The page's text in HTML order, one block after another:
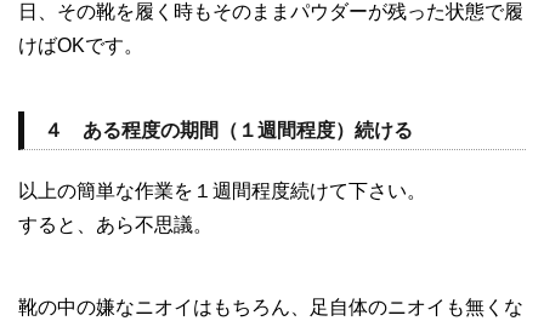
日、その靴を履く時もそのままパウダーが残った状態で履
けばOKです。
４ ある程度の期間（１週間程度）続ける
以上の簡単な作業を１週間程度続けて下さい。
すると、あら不思議。
靴の中の嫌なニオイはもちろん、足自体のニオイも無くな